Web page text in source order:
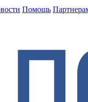
Помощь